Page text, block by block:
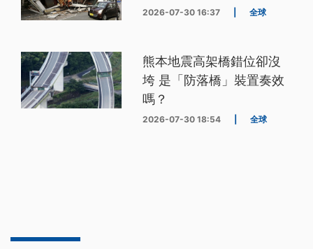
2026-07-30 16:37 全球
熊本地震高架橋錯位卻沒
垮 是「防落橋」裝置奏效
嗎？
2026-07-30 18:54 全球